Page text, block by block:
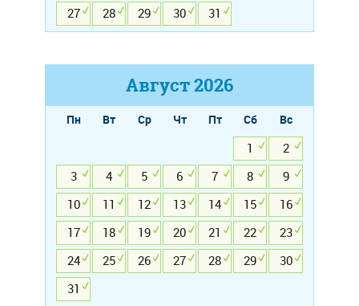
27
28 29 30 31
Август2026
Пн Вт Ср Чт Пт Сб
Вс
1
2
3
4 5 6 7 8
9
10
11 12 13 14 15
16
17
18 19 20 21 22
23
24
25 26 27 28 29
30
31